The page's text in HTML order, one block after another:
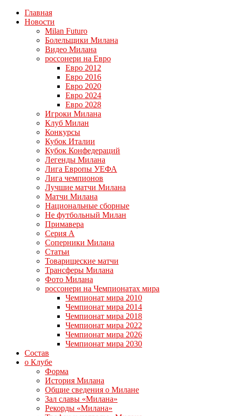
Главная
Новости
Milan Futuro
Болельщики Милана
Видео Милана
россонери на Евро
Евро 2012
Евро 2016
Евро 2020
Евро 2024
Евро 2028
Игроки Милана
Клуб Милан
Конкурсы
Кубок Италии
Кубок Конфедераций
Легенды Милана
Лига Европы УЕФА
Лига чемпионов
Лучшие матчи Милана
Матчи Милана
Национальные сборные
Не футбольный Милан
Примавера
Серия А
Соперники Милана
Статьи
Товарищеские матчи
Трансферы Милана
Фото Милана
россонери на Чемпионатах мира
Чемпионат мира 2010
Чемпионат мира 2014
Чемпионат мира 2018
Чемпионат мира 2022
Чемпионат мира 2026
Чемпионат мира 2030
Состав
о Клубе
Форма
История Милана
Общие сведения о Милане
Зал славы «Милана»
Рекорды «Милана»